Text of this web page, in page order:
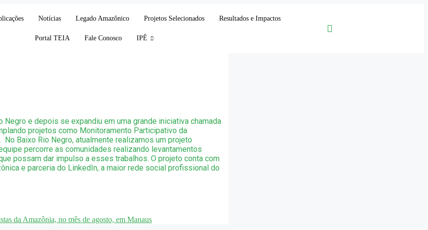
Notícias Legado Amazônico Projetos Selecionados Resultados e Impactos
Portal TEIA Fale Conosco IPÊ
e depois se expandiu em uma grande iniciativa chamada
projetos como Monitoramento Participativo da
Baixo Rio Negro, atualmente realizamos um projeto
percorre as comunidades realizando levantamentos
possam dar impulso a esses trabalhos. O projeto conta com
e parceria do LinkedIn, a maior rede social profissional do
da Amazônia, no mês de agosto, em Manaus